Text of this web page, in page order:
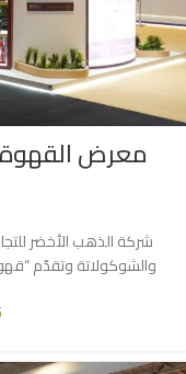
شركة الذهب الأخضر
والشوكولاتة وتقدّم